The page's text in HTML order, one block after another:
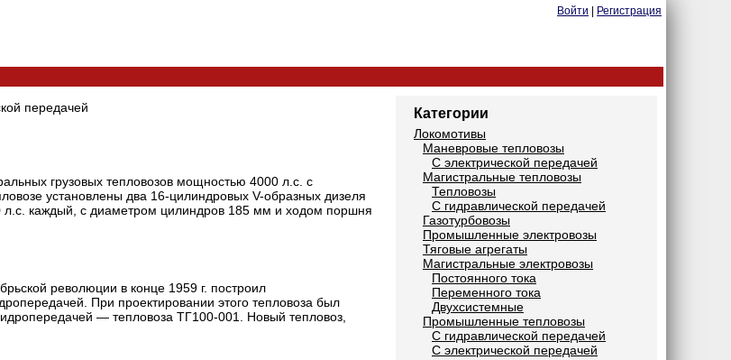
Войти Регистрация
передачей
грузовых тепловозов мощностью 4000 л.с. с
установлены два 16-цилиндровых V-образных дизеля
каждый, с диаметром цилиндров 185 мм и ходом поршня
революции в конце 1959 г. построил
При проектировании этого тепловоза был
— тепловоза ТГ100-001. Новый тепловоз,
Категории
Локомотивы
Маневровые тепловозы
С электрической передачей
Магистральные тепловозы
Тепловозы
С гидравлической передачей
Газотурбовозы
Промышленные электровозы
Тяговые агрегаты
Магистральные электровозы
Постоянного тока
Переменного тока
Двухсистемные
Промышленные тепловозы
С гидравлической передачей
С электрической передачей